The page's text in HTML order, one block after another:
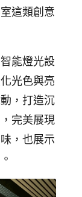
這類創意
能燈光設
光色與亮
，打造沉
完美展現
，也展示